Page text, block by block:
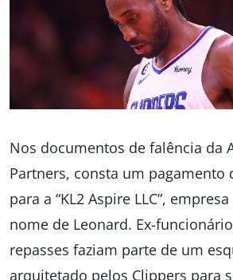
Nos documentos de falência da
Partners, consta um pagamento
para a “KL2 Aspire LLC”,
nome de Leonard. Ex-
repasses faziam parte de um
arquitetado pelos Clippers para